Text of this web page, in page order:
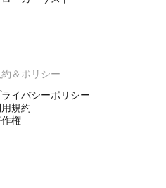
約＆ポリシー
ライバシーポリシー
規約
権